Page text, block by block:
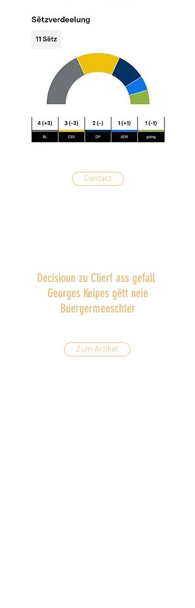
Contact
Decisioun zu Clierf ass gefall
Georges Keipes gëtt neie
Buergermeeschter
Zum Artikel